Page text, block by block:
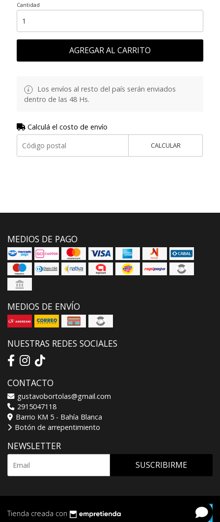
Cantidad
AGREGAR AL CARRITO
Los envíos al resto del país serán enviados
dentro de las 48 Hs.
Calculá el costo de envío
CALCULAR
MEDIOS DE PAGO
MEDIOS DE ENVÍO
NUESTRAS REDES SOCIALES
CONTACTO
gustavobortolas@gmail.com
2915047118
Barrio KM 5 - Bahía Blanca
Botón de arrepentimiento
NEWSLETTER
SUSCRIBIRME
Tienda creada con